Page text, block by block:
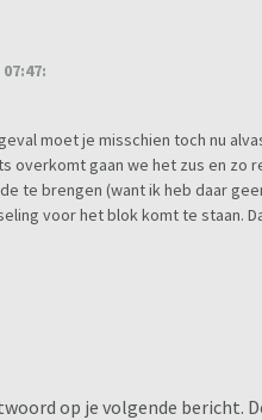
moet je misschien toch nu
overkomt gaan we het zus en zo
te brengen (want ik heb daar
voor het blok komt te staan.
op je volgende bericht.